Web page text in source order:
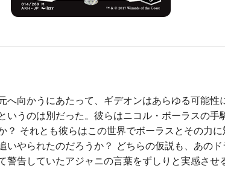
向かうにあたって、ギデオンはあらゆる可能性
いうのは別だった。彼らはニコル・ボーラスの
？ それとも彼らはこの世界でボーラスとその力
いやられたのだろうか？ どちらの仮説も、あの
告していたアジャニの言葉をずしりと実感させ